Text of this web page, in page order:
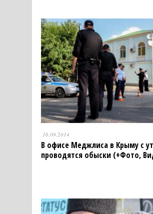
16.09.2014
В офисе Меджлиса в Крыму с
проводятся обыски (+Фото,